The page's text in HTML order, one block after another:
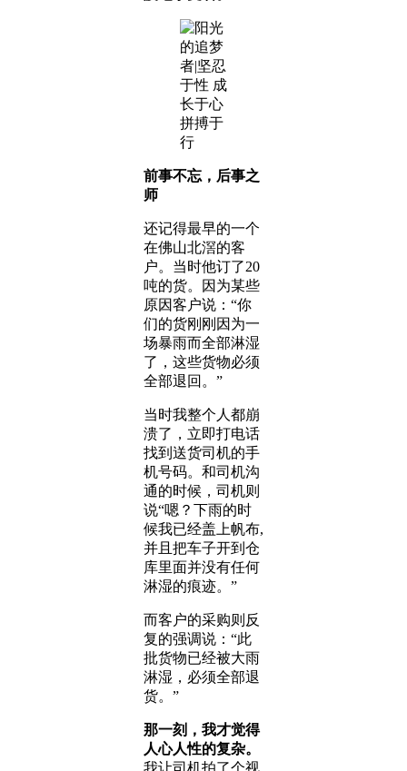
前事不忘，后事之
师
还记得最早的一个
在佛山北滘的客
户。当时他订了20
吨的货。因为某些
原因客户说：“你
们的货刚刚因为一
场暴雨而全部淋湿
了，这些货物必须
全部退回。”
当时我整个人都崩
溃了，立即打电话
找到送货司机的手
机号码。和司机沟
通的时候，司机则
说“嗯？下雨的时
候我已经盖上帆布,
并且把车子开到仓
库里面并没有任何
淋湿的痕迹。”
而客户的采购则反
复的强调说：“此
批货物已经被大雨
淋湿，必须全部退
货。”
那一刻，我才觉得
人心人性的复杂。
我让司机拍了个视